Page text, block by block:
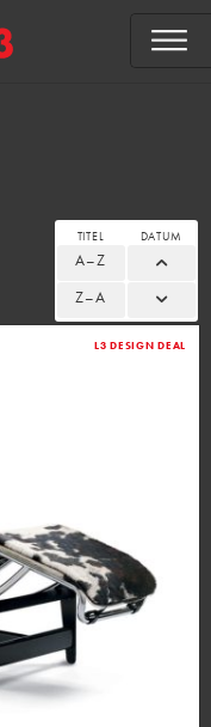
TITEL
A–Z
Z–A
DATUM
L3 DESIGN DEAL